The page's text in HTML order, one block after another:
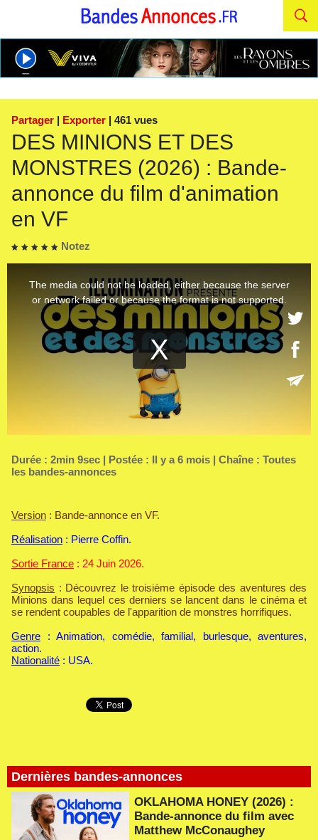
Partager | Exporter | 461 vues
DES MINIONS ET DES
MONSTRES (2026) : Bande-
annonce du film d'animation
en VF
Notez
Dernières bandes-annonces
OKLAHOMA HONEY (2026) :
Bande-annonce du film avec
Matthew McConaughey
Durée : 2min 9sec | Postée : Il y a 6 mois | Chaîne : Toutes
les bandes-annonces
Version : Bande-annonce en VF.
Réalisation : Pierre Coffin.
Sortie France : 24 Juin 2026.
Synopsis : Découvrez le troisième épisode des aventures des
Minions dans lequel ces derniers se lancent dans le cinéma et
se rendent coupables de l'apparition de monstres horrifiques.
Genre : Animation, comédie, familial, burlesque, aventures,
action.
Nationalité : USA.